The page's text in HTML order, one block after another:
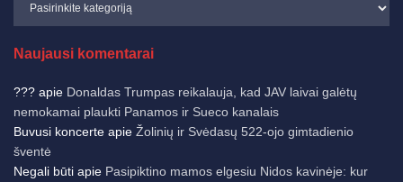
Naujausi komentarai
??? apie Donaldas Trumpas reikalauja, kad JAV laivai galėtų
nemokamai plaukti Panamos ir Sueco kanalais
Buvusi koncerte apie Žolinių ir Svėdasų 522-ojo gimtadienio
šventė
Negali būti apie Pasipiktino mamos elgesiu Nidos kavinėje: kur